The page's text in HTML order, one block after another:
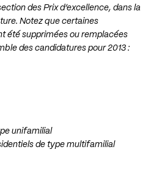
des Prix d’excellence, dans la
Notez que certaines
été supprimées ou remplacées
des candidatures pour 2013 :
unifamilial
de type multifamilial